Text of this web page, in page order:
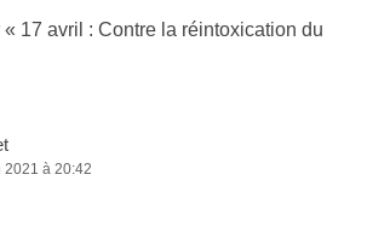
« 17 avril : Contre la réintoxication du
2021 à 20:42